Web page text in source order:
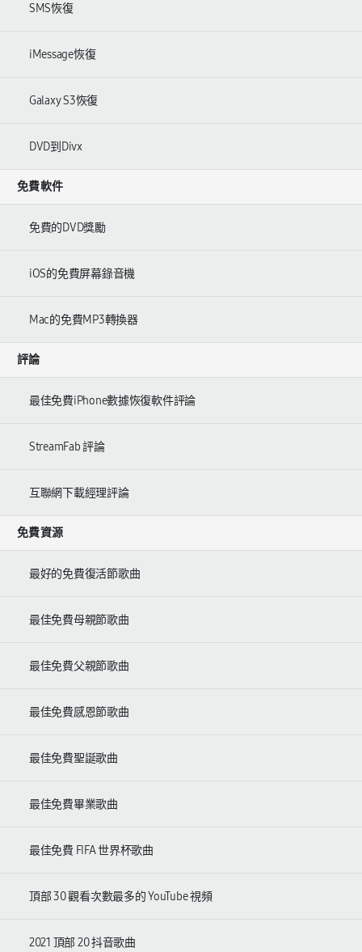
SMS恢復
iMessage恢復
Galaxy S3恢復
DVD到Divx
免費軟件
免費的DVD獎勵
iOS的免費屏幕錄音機
Mac的免費MP3轉換器
評論
最佳免費iPhone數據恢復軟件評論
StreamFab 評論
互聯網下載經理評論
免費資源
最好的免費復活節歌曲
最佳免費母親節歌曲
最佳免費父親節歌曲
最佳免費感恩節歌曲
最佳免費聖誕歌曲
最佳免費畢業歌曲
最佳免費 FIFA 世界杯歌曲
頂部 30 觀看次數最多的 YouTube 視頻
2021 頂部 20 抖音歌曲